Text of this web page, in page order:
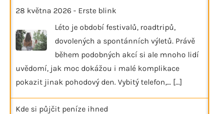
28 května 2026 - Erste blink
Léto je období festivalů, roadtripů,
dovolených a spontánních výletů. Právě
během podobných akcí si ale mnoho lidí
uvědomí, jak moc dokážou i malé komplikace
pokazit jinak pohodový den. Vybitý telefon,… [...]
Kde si půjčit peníze ihned